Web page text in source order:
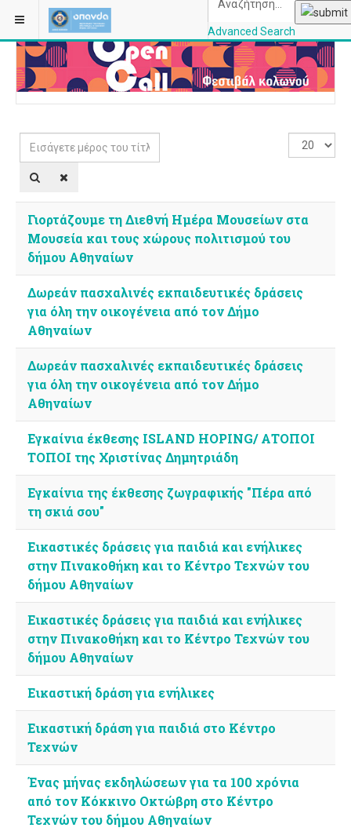
Advanced Search
ΒΡΊΣΚΕΣΤΕ ΕΔΏ: ΑΡΧΙΚΉ
Εισάγετε
μέρος
του
Εμφάνιση
#
Γιορτάζουμε τη Διεθνή Ημέρα Μουσείων στα
Μουσεία και τους χώρους πολιτισμού του
δήμου Αθηναίων
Δωρεάν πασχαλινές εκπαιδευτικές δράσεις
για όλη την οικογένεια από τον Δήμο
Αθηναίων
Δωρεάν πασχαλινές εκπαιδευτικές δράσεις
για όλη την οικογένεια από τον Δήμο
Αθηναίων
Εγκαίνια έκθεσης ISLAND HOPING/ ΑΤΟΠΟΙ
ΤΟΠΟΙ της Χριστίνας Δημητριάδη
Εγκαίνια της έκθεσης ζωγραφικής "Πέρα από
τη σκιά σου"
Εικαστικές δράσεις για παιδιά και ενήλικες
στην Πινακοθήκη και το Κέντρο Τεχνών του
δήμου Αθηναίων
Εικαστικές δράσεις για παιδιά και ενήλικες
στην Πινακοθήκη και το Κέντρο Τεχνών του
δήμου Αθηναίων
Εικαστική δράση για ενήλικες
Εικαστική δράση για παιδιά στο Κέντρο
Τεχνών
Ένας μήνας εκδηλώσεων για τα 100 χρόνια
από τον Kόκκινο Oκτώβρη στο Κέντρο
Τεχνών του δήμου Αθηναίων